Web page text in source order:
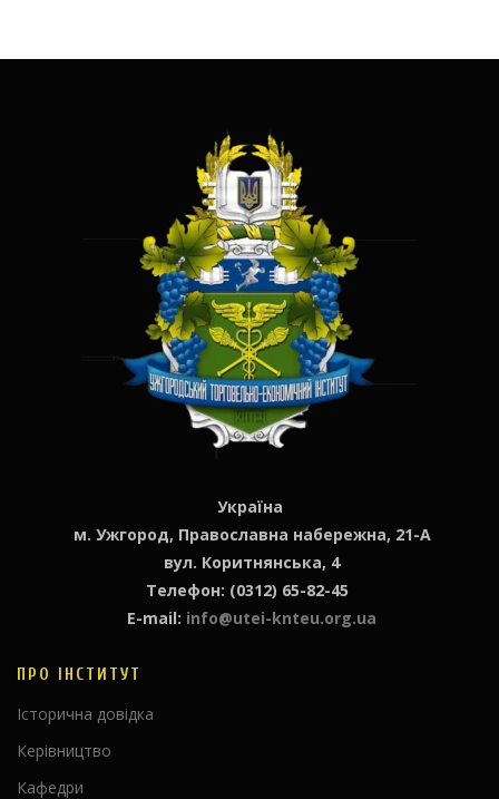
Україна
м. Ужгород, Православна набережна, 21-А
вул. Коритнянська, 4
Телефон: (0312) 65-82-45
E-mail: info@utei-knteu.org.ua
ПРО ІНСТИТУТ
Історична довідка
Керівництво
Кафедри